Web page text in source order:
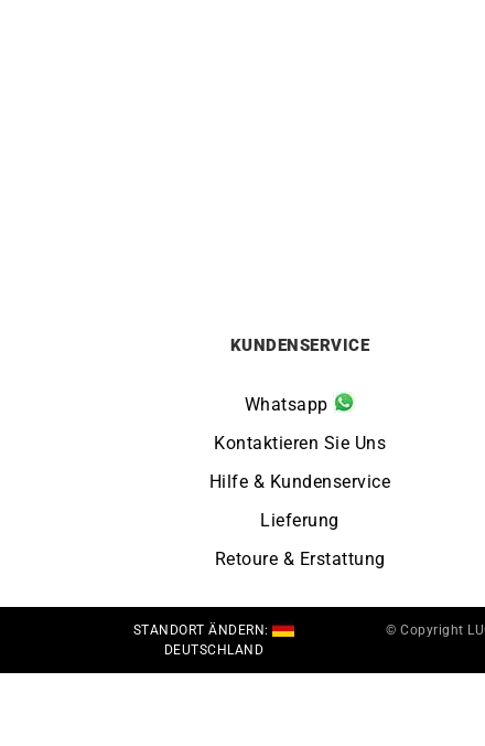
KUNDENSERVICE
Whatsapp
Kontaktieren Sie Uns
Hilfe & Kundenservice
Lieferung
Retoure & Erstattung
STANDORT ÄNDERN:
DEUTSCHLAND
© Copyright